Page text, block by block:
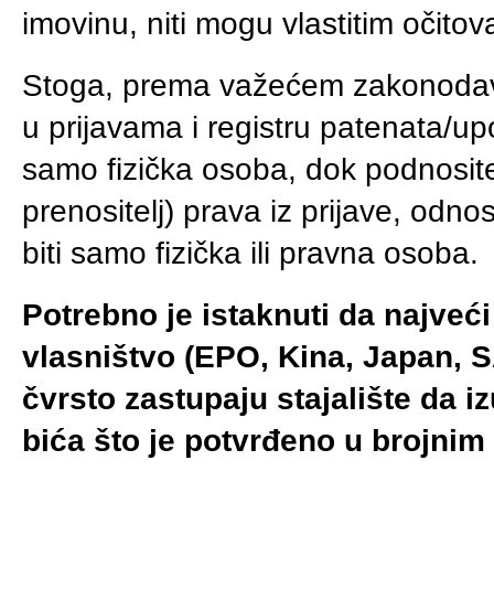
imovinu, niti mogu vlastitim
Stoga, prema važećem
u prijavama i registru patenata/
samo fizička osoba, dok
prenositelj) prava iz prijave,
biti samo fizička ili pravna osoba.
Potrebno je istaknuti da
vlasništvo (EPO, Kina, Japan,
čvrsto zastupaju stajalište da
bića što je potvrđeno u